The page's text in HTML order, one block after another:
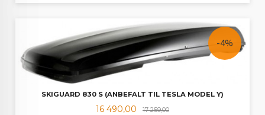
SKIGUARD 830 S (ANBEFALT TIL TESLA MODEL Y)
Tilbud
16 490,00 17 259,00Rabatt
-4%